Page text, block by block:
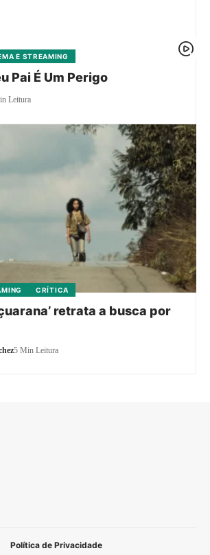
E STREAMING
Pai É Um Perigo
Leitura
CRÍTICA
retrata a busca por
5 Min Leitura
Política de Privacidade